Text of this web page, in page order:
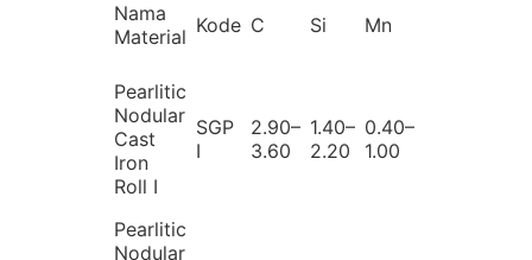
Nama
Material Kode C Si Mn
Pearlitic
Nodular
Cast
Iron
Roll I
SGP
I
2.90–
3.60
1.40–
2.20
0.40–
1.00
Pearlitic
Nodular